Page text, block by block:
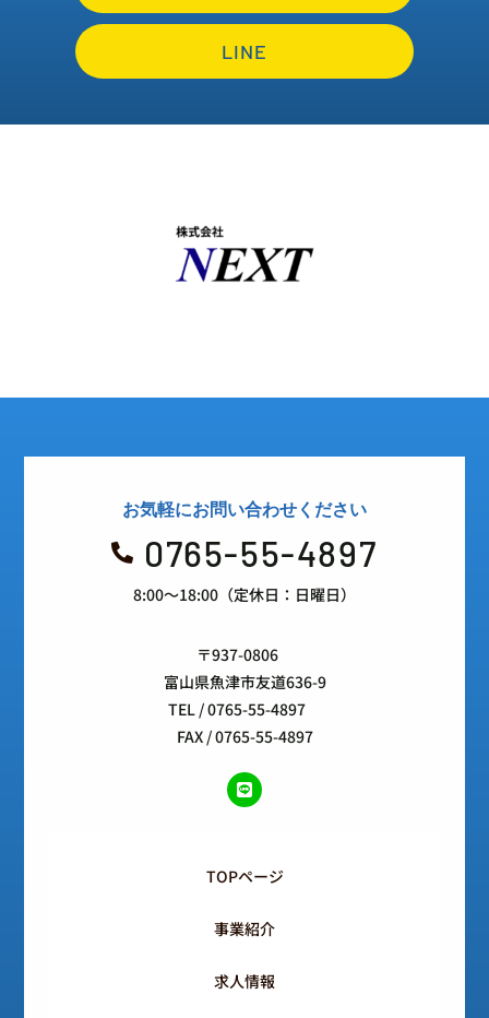
LINE
お気軽にお問い合わせください
 0765-55-4897
8:00～18:00（定休日：日曜日）
〒937-0806
富山県魚津市友道636-9
TEL / 0765-55-4897
FAX / 0765-55-4897
TOPページ
事業紹介
求人情報